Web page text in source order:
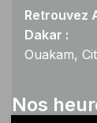
Retrouvez
Dakar :
Ouakam,
Nos